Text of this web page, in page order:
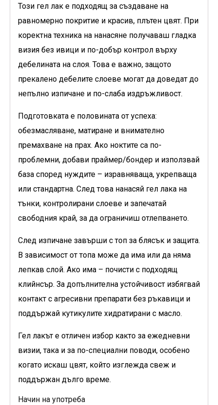
Този гел лак е подходящ за създаване на
равномерно покритие и красив, плътен цвят. При
коректна техника на нанасяне получаваш гладка
визия без ивици и по-добър контрол върху
дебелината на слоя. Това е важно, защото
прекалено дебелите слоеве могат да доведат до
непълно изпичане и по-слаба издръжливост.
Подготовката е половината от успеха:
обезмасляване, матиране и внимателно
премахване на прах. Ако ноктите са по-
проблемни, добави праймер/бондер и използвай
база според нуждите – изравняваща, укрепваща
или стандартна. След това нанасяй гел лака на
тънки, контролирани слоеве и запечатай
свободния край, за да ограничиш отлепването.
След изпичане завърши с топ за блясък и защита.
В зависимост от топа може да има или да няма
лепкав слой. Ако има – почисти с подходящ
клийнсър. За допълнителна устойчивост избягвай
контакт с агресивни препарати без ръкавици и
поддържай кутикулите хидратирани с масло.
Гел лакът е отличен избор както за ежедневни
визии, така и за по-специални поводи, особено
когато искаш цвят, който изглежда свеж и
поддържан дълго време.
Начин на употреба